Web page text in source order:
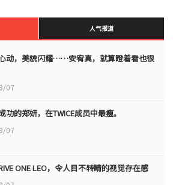
人气报道
动，美貌闪耀……安宥真，就算瞪着看也很
07
功的郑妍，在TWICE成员中最瘦。
07
ONE LEO，令人目不转睛的视觉存在感